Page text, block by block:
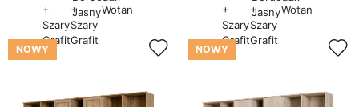
NOWY NOWY